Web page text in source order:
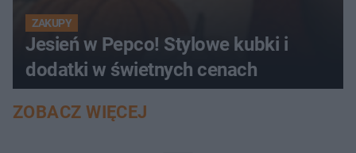
ZAKUPY
Jesień w Pepco! Stylowe kubki i
dodatki w świetnych cenach
ZOBACZ WIĘCEJ